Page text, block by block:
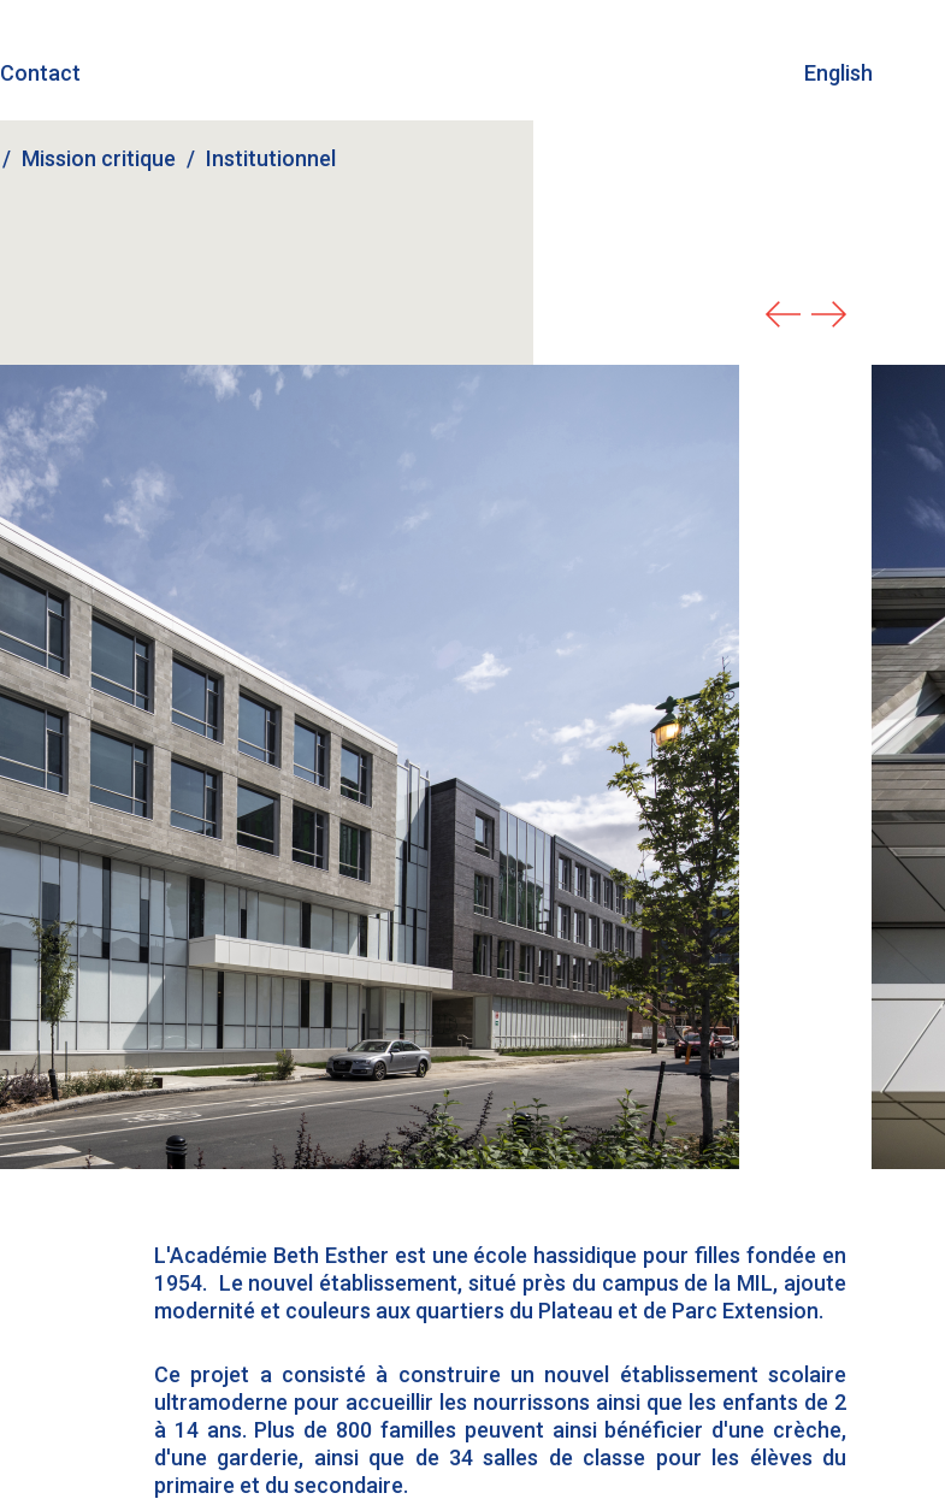
Contact English
Mission critique Institutionnel
L'Académie Beth Esther est une école hassidique pour filles fondée en
1954. Le nouvel établissement, situé près du campus de la MIL, ajoute
modernité et couleurs aux quartiers du Plateau et de Parc Extension.
Ce projet a consisté à construire un nouvel établissement scolaire
ultramoderne pour accueillir les nourrissons ainsi que les enfants de 2
à 14 ans. Plus de 800 familles peuvent ainsi bénéficier d'une crèche,
d'une garderie, ainsi que de 34 salles de classe pour les élèves du
primaire et du secondaire.